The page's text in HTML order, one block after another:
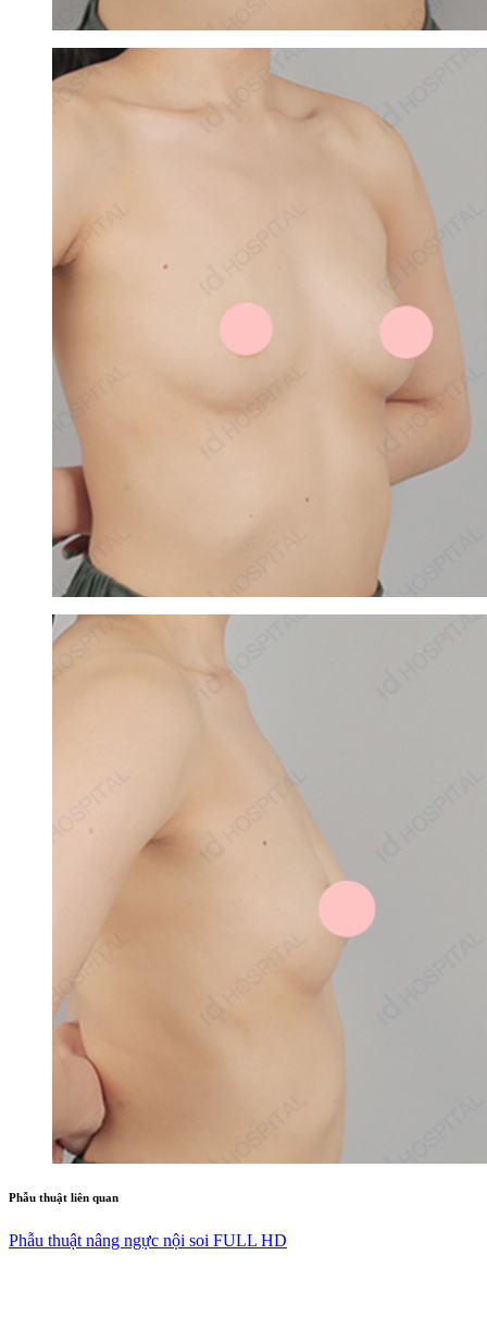
Phẫu thuật liên quan
Phẫu thuật nâng ngực nội soi FULL HD